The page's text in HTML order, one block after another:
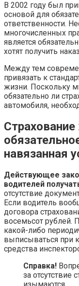
В 2002 году был
основой для
ответственности.
многочисленных
является
хотят получить
Между тем
привязать к
жизни. Поскольку
обязательно ли
автомобиля,
навязанная
Действующее
водителей
отсутствие
Если водитель
договора
восемьсот рублей.
какой-либо
выписываться при
средства
Справка!
за отсутствие